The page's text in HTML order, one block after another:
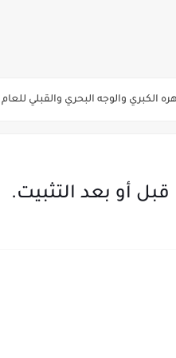
«البشرى»
من غداأو بعد التثبيت.